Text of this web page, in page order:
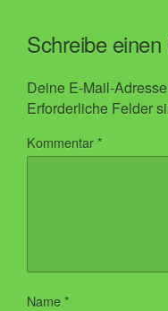
Schreibe
Deine E-Mail-
Erforderliche Felder
Kommentar*
Name*